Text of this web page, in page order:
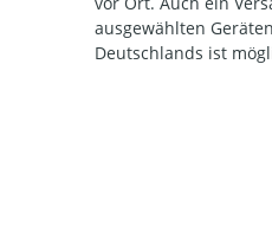
ausgewählten
Deutschlands ist